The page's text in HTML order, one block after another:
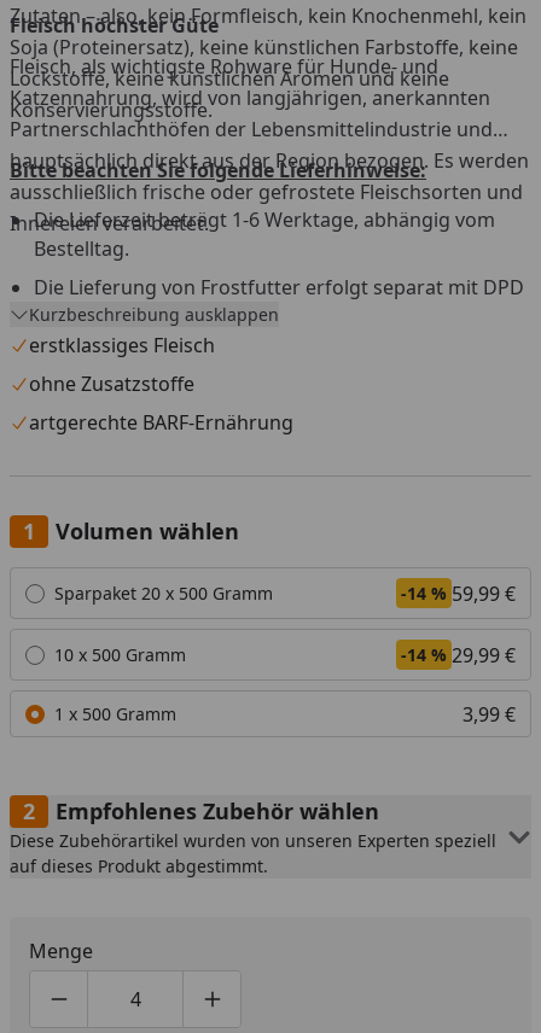
Zutaten – also, kein Formfleisch, kein Knochenmehl, kein
Soja (Proteinersatz), keine künstlichen Farbstoffe, keine
Lockstoffe, keine künstlichen Aromen und keine
Konservierungsstoffe.
Fleisch höchster Güte
Fleisch, als wichtigste Rohware für Hunde- und
Katzennahrung, wird von langjährigen, anerkannten
Partnerschlachthöfen der Lebensmittelindustrie und
hauptsächlich direkt aus der Region bezogen. Es werden
ausschließlich frische oder gefrostete Fleischsorten und
Innereien verarbeitet.
Bitte beachten Sie folgende Lieferhinweise:
Die Lieferzeit beträgt 1-6 Werktage, abhängig vom
Bestelltag.
Die Lieferung von Frostfutter erfolgt separat mit DPD
aus einem Tiefkühllager.
Versandtage sind Montag bis Mittwoch, außer an
Feiertagen.
Versand nur innerhalb Deutschland und Österreich.
Eine Anlieferung an eine Packstation ist nicht möglich.
Widerrufs- und Rückgaberecht ist für dieses Produkt
nicht gültig.
Kurzbeschreibung ausklappen
erstklassiges Fleisch
ohne Zusatzstoffe
artgerechte BARF-Ernährung
Volumen wählen
Alle anzeigen (3)
Sparpaket 20 x 500 Gramm -14 % 59,99 €
10 x 500 Gramm -14 % 29,99 €
1 x 500 Gramm 3,99 €
Empfohlenes Zubehör wählen
Diese Zubehörartikel wurden von unseren Experten speziell
auf dieses Produkt abgestimmt.
Menge
Produktmenge um eins verringern
Produktmenge manuell eingeben
Produktmenge um eins erhöhen